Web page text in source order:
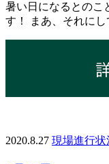
暑い日になるとのこ
す！ まあ、それに
2020.8.27 現場進行状